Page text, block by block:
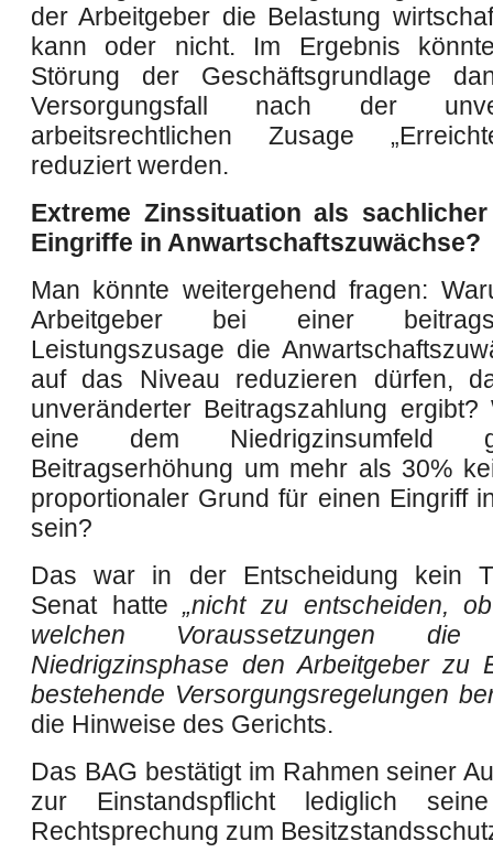
der Arbeitgeber die Belastung
kann oder nicht. Im Ergebnis
Störung der Geschäftsgrundlage
Versorgungsfall nach der
arbeitsrechtlichen Zusage
reduziert werden.
Extreme Zinssituation als
Eingriffe in Anwartschaftszuwächse?
Man könnte weitergehend fragen:
Arbeitgeber bei einer
Leistungszusage die
auf das Niveau reduzieren dürfen,
unveränderter Beitragszahlung ergibt?
eine dem Niedrigzinsumfeld
Beitragserhöhung um mehr als 30%
proportionaler Grund für einen Eingriff
sein?
Das war in der Entscheidung kein
Senat hatte„nicht zu entscheiden,
welchen Voraussetzungen die
Niedrigzinsphase den Arbeitgeber zu
bestehende Versorgungsregelungen
die Hinweise des Gerichts.
Das BAG bestätigt im Rahmen seiner
zur Einstandspflicht lediglich
Rechtsprechung zum